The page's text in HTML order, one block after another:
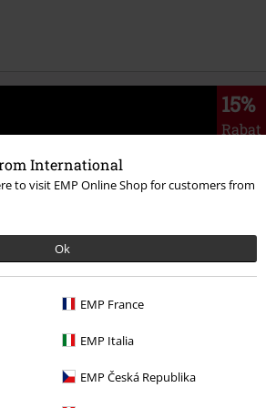
International
to visit EMP Online Shop for customers from
Ok
EMP France
EMP Italia
EMP Česká Republika
15%
Rabat
chcę otrzymywać Newsletter EMP i zgadzam
mbH może przetwarzać moje dane
informacje o swoich produktach. Moje
zgodnie z zapisami
swoją zgodę w dowolnym momencie, np.
rezygnację z subskrypcji.